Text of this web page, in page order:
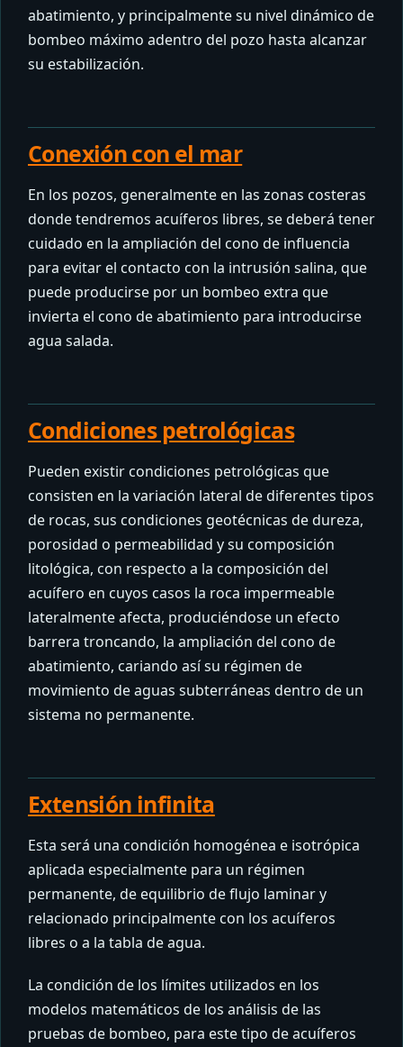
abatimiento, y principalmente su nivel dinámico de
bombeo máximo adentro del pozo hasta alcanzar
su estabilización.
Conexión con el mar
En los pozos, generalmente en las zonas costeras
donde tendremos acuíferos libres, se deberá tener
cuidado en la ampliación del cono de influencia
para evitar el contacto con la intrusión salina, que
puede producirse por un bombeo extra que
invierta el cono de abatimiento para introducirse
agua salada.
Condiciones petrológicas
Pueden existir condiciones petrológicas que
consisten en la variación lateral de diferentes tipos
de rocas, sus condiciones geotécnicas de dureza,
porosidad o permeabilidad y su composición
litológica, con respecto a la composición del
acuífero en cuyos casos la roca impermeable
lateralmente afecta, produciéndose un efecto
barrera troncando, la ampliación del cono de
abatimiento, cariando así su régimen de
movimiento de aguas subterráneas dentro de un
sistema no permanente.
Extensión infinita
Esta será una condición homogénea e isotrópica
aplicada especialmente para un régimen
permanente, de equilibrio de flujo laminar y
relacionado principalmente con los acuíferos
libres o a la tabla de agua.
La condición de los límites utilizados en los
modelos matemáticos de los análisis de las
pruebas de bombeo, para este tipo de acuíferos